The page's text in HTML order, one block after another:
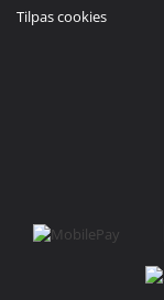
Tilpas cookies